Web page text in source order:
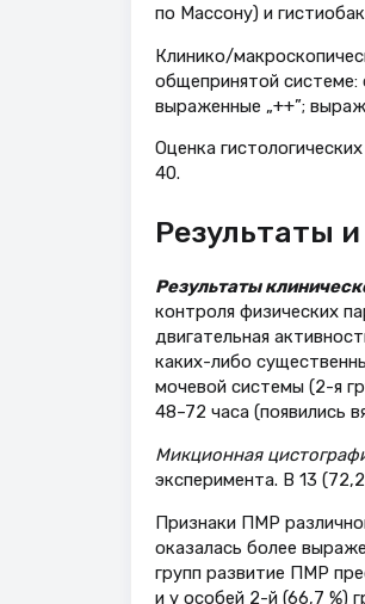
по Массону) и
Клинико/
общепринятой системе:
выраженные „++”;
Оценка
40.
Результаты
Результаты
контроля физических
двигательная
каких-либо
мочевой системы (2-я
48–72 часа (появились
Микционная
эксперимента. В 13
Признаки ПМР
оказалась более
групп развитие ПМР
и у особей 2-й (66,7 %)